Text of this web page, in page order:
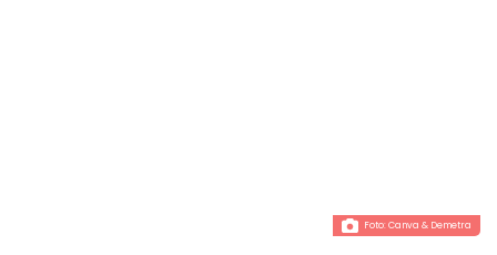
Foto:Canva & Demetra